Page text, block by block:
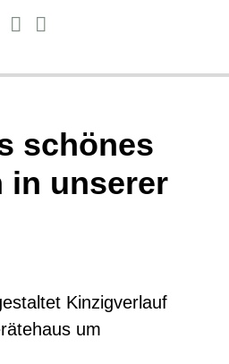
schönes
in unserer
Kinzigverlauf
um